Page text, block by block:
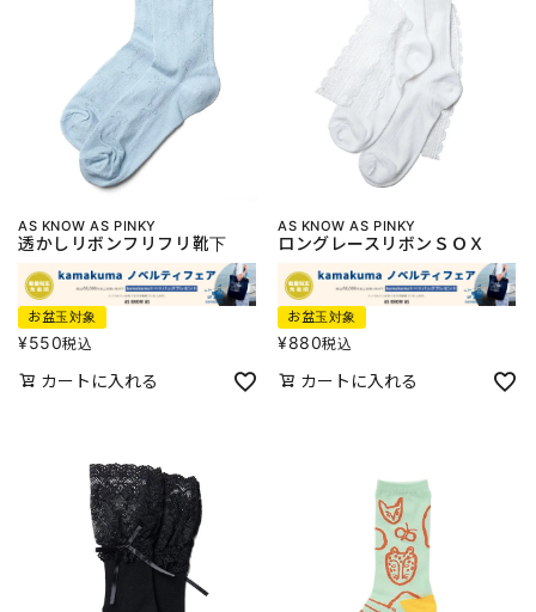
AS KNOW AS PINKY
透かしリボンフリフリ靴下
お盆玉対象
¥550税込
カートに入れる
AS KNOW AS PINKY
ロングレースリボンＳＯＸ
お盆玉対象
¥880税込
カートに入れる